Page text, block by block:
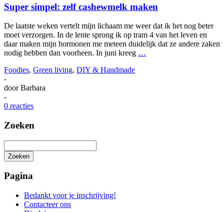
Super simpel: zelf cashewmelk maken
De laatste weken vertelt mijn lichaam me weer dat ik het nog beter
moet verzorgen. In de lente sprong ik op tram 4 van het leven en
daar maken mijn hormonen me meteen duidelijk dat ze andere zaken
nodig hebben dan voorheen. In juni kreeg …
Foodies, Green living, DIY & Handmade
-
doorBarbara
-
0 reacties
Zoeken
Zoeken
zoeken
Pagina
Bedankt voor je inschrijving!
Contacteer ons